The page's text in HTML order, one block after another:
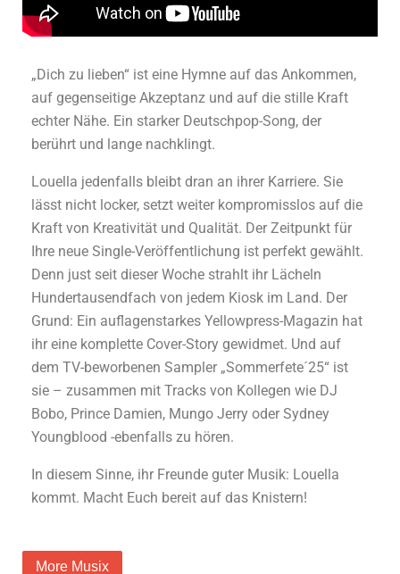
„Dich zu lieben“ ist eine Hymne auf das Ankommen,
auf gegenseitige Akzeptanz und auf die stille Kraft
echter Nähe. Ein starker Deutschpop-Song, der
berührt und lange nachklingt.
Louella jedenfalls bleibt dran an ihrer Karriere. Sie
lässt nicht locker, setzt weiter kompromisslos auf die
Kraft von Kreativität und Qualität. Der Zeitpunkt für
Ihre neue Single-Veröffentlichung ist perfekt gewählt.
Denn just seit dieser Woche strahlt ihr Lächeln
Hundertausendfach von jedem Kiosk im Land. Der
Grund: Ein auflagenstarkes Yellowpress-Magazin hat
ihr eine komplette Cover-Story gewidmet. Und auf
dem TV-beworbenen Sampler „Sommerfete´25“ ist
sie – zusammen mit Tracks von Kollegen wie DJ
Bobo, Prince Damien, Mungo Jerry oder Sydney
Youngblood -ebenfalls zu hören.
In diesem Sinne, ihr Freunde guter Musik: Louella
kommt. Macht Euch bereit auf das Knistern!
More Musix